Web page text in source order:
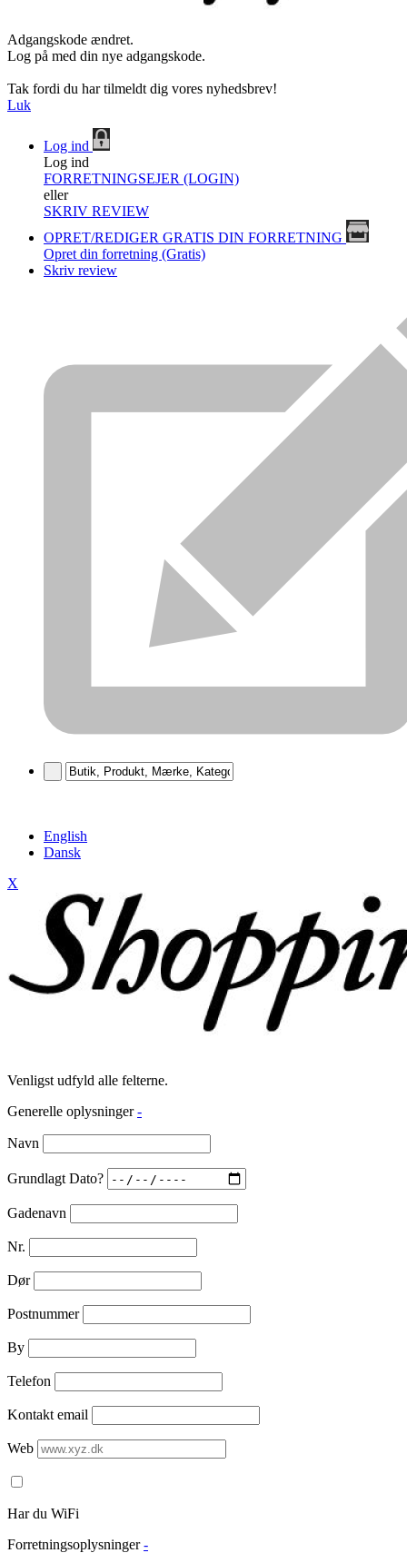
Adgangskode ændret.
Log på med din nye adgangskode.
Tak fordi du har tilmeldt dig vores nyhedsbrev!
Luk
Log ind
Log ind
FORRETNINGSEJER (LOGIN)
eller
SKRIV REVIEW
OPRET/REDIGER GRATIS DIN FORRETNING
Opret din forretning (Gratis)
Skriv review
English
Dansk
X
Venligst udfyld alle felterne.
Generelle oplysninger -
Navn
Grundlagt Dato?
Gadenavn
Nr.
Dør
Postnummer
By
Telefon
Kontakt email
Web
Har du WiFi
Forretningsoplysninger -